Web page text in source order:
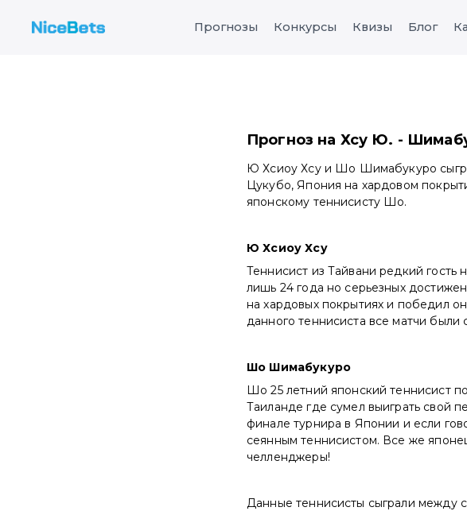
Прогнозы Конкурсы Квизы Блог
Прогноз на Хсу Ю. -
Ю Хсиоу Хсу и Шо Шимабукуро
Цукубо, Япония на хардовом
японскому теннисисту Шо.
Ю Хсиоу Хсу
Теннисист из Тайвани редкий гость
лишь 24 года но серьезных
на хардовых покрытиях и победил
данного теннисиста все матчи были
Шо Шимабукуро
Шо 25 летний японский теннисист
Таиланде где сумел выиграть свой
финале турнира в Японии и если
сеянным теннисистом. Все же
челленджеры!
Данные теннисисты сыграли между